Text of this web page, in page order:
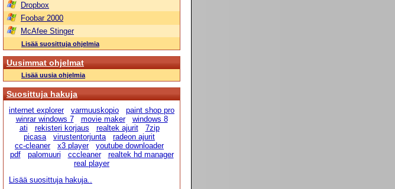
Dropbox
Foobar 2000
McAfee Stinger
Lisää suosittuja ohjelmia
Uusimmat ohjelmat
Lisää uusia ohjelmia
Suosittuja hakuja
internet explorer varmuuskopio
paint shop pro
winrar windows 7
movie maker
windows 8
ati
rekisteri korjaus realtek ajurit
7zip
picasa
virustentorjunta
radeon ajurit
cc-cleaner
x3 player
youtube downloader
pdf
palomuuri cccleaner
realtek hd manager
real player
Lisää suosittuja hakuja..